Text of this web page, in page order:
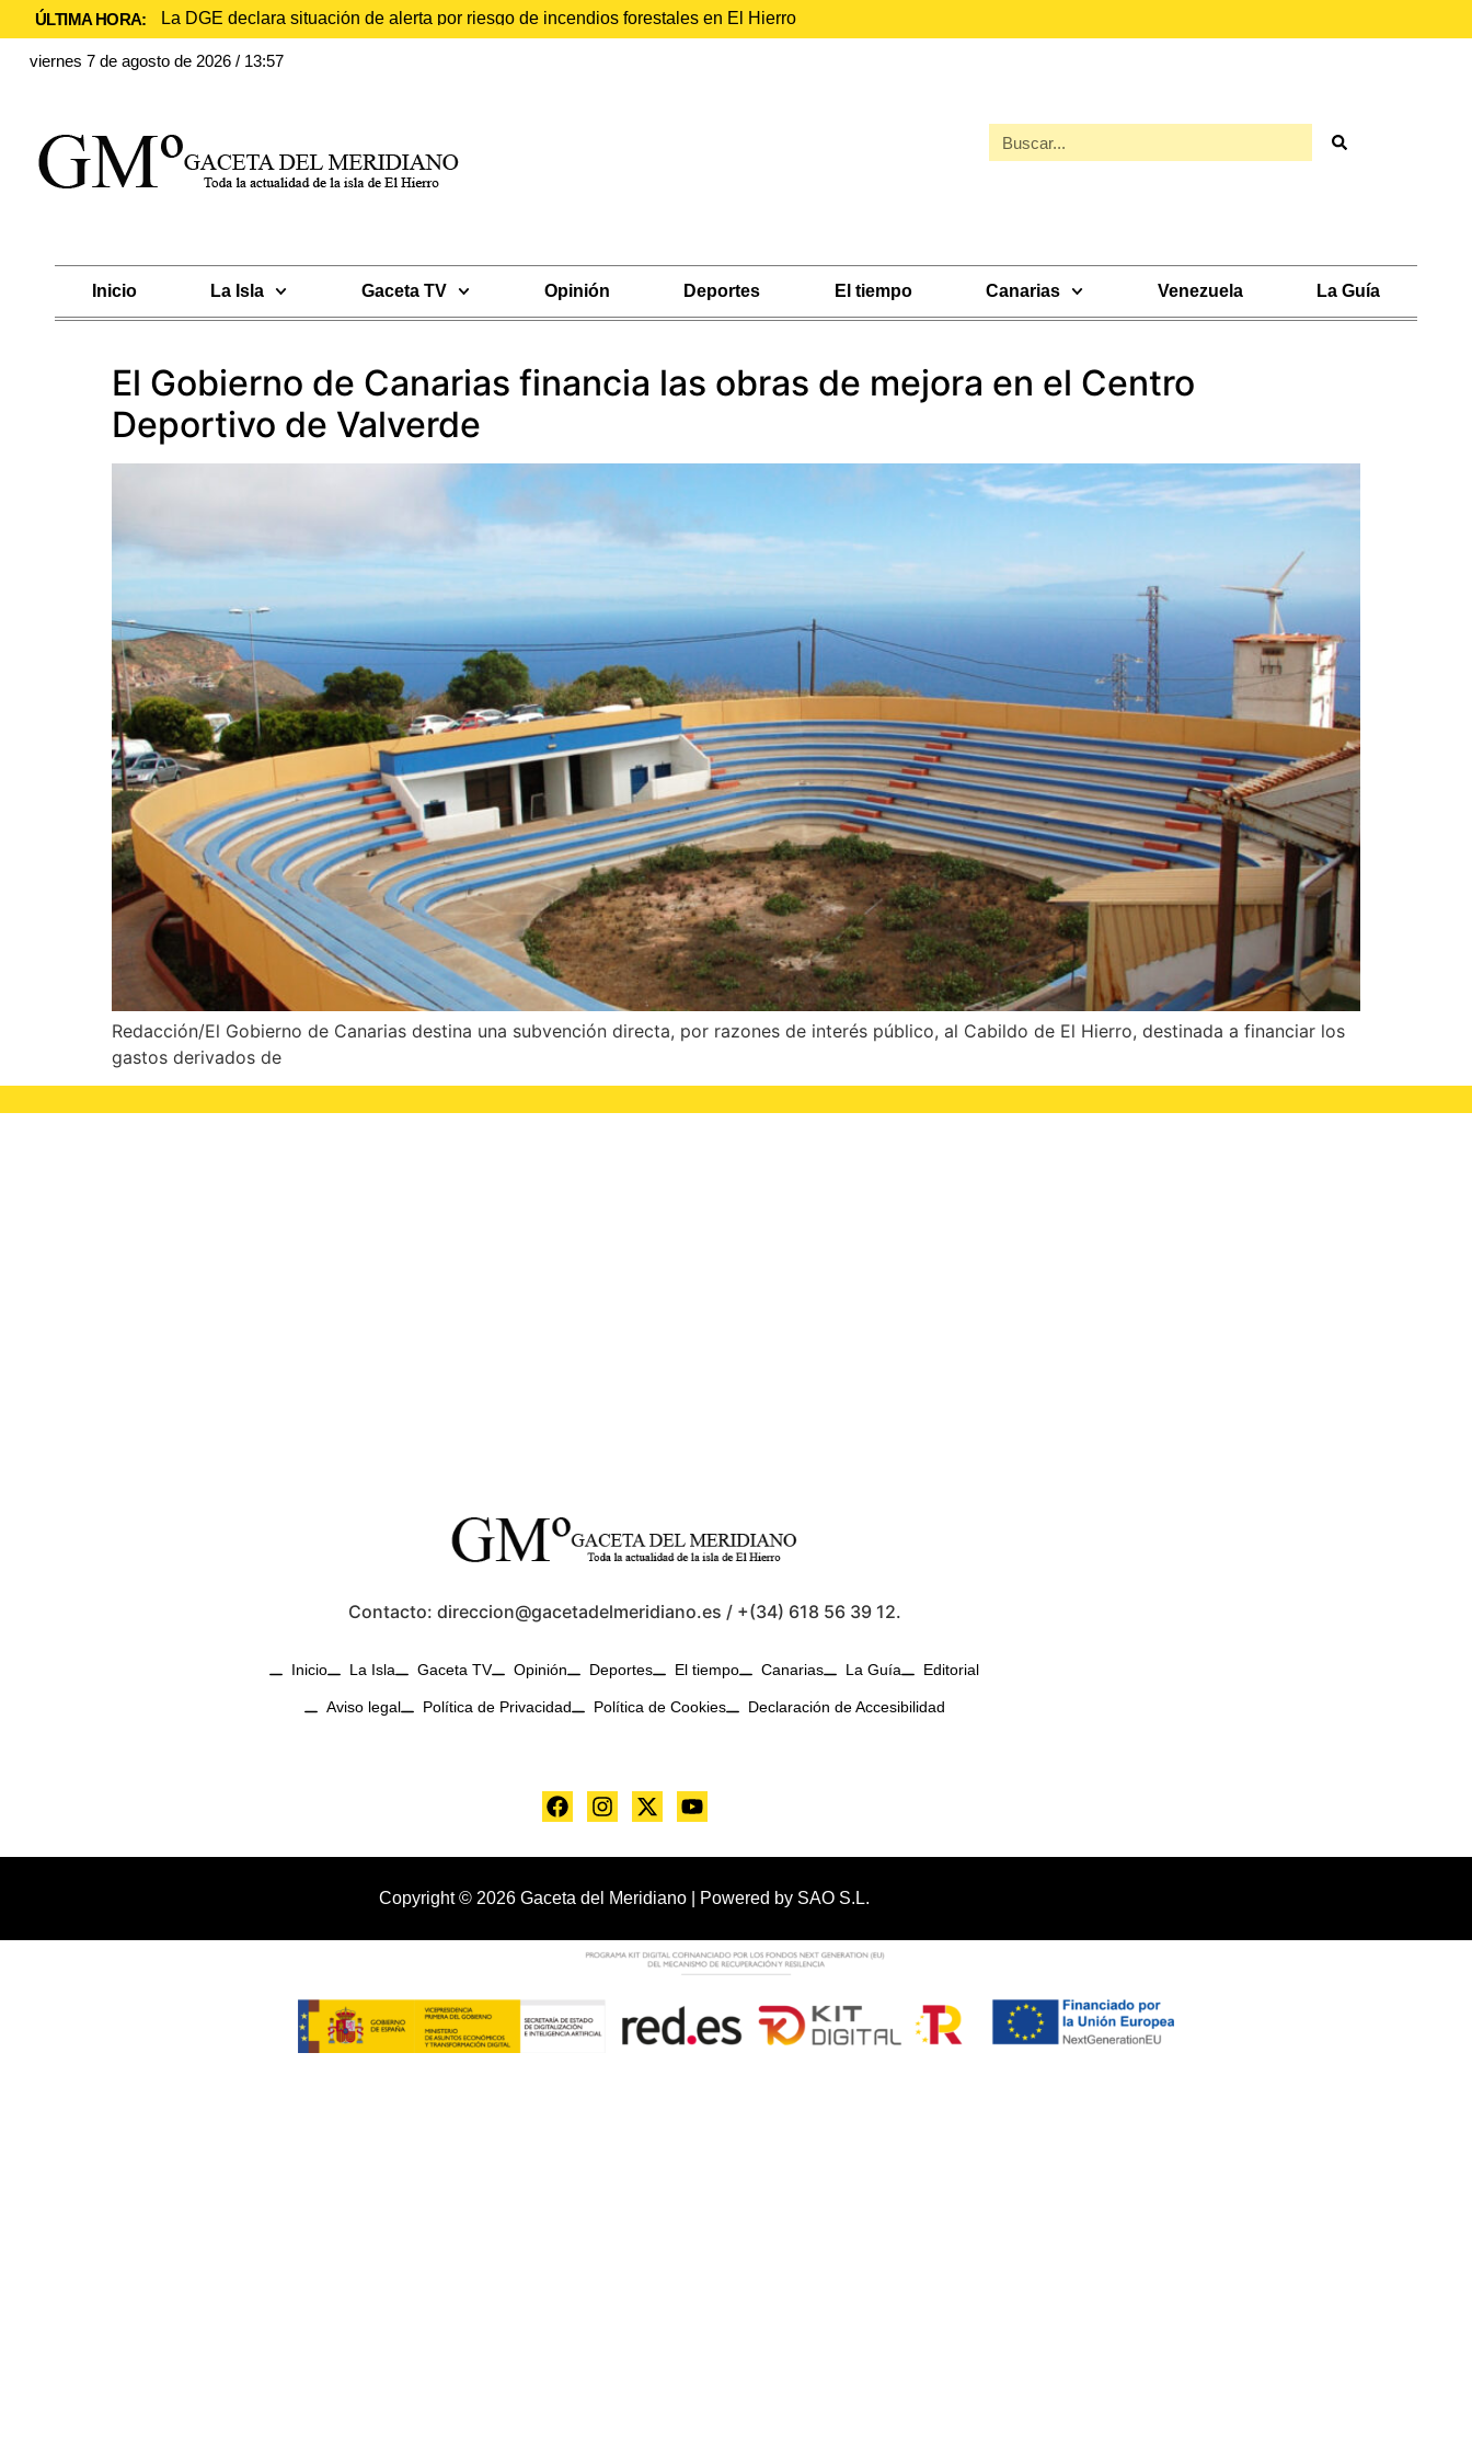
ÚLTIMA HORA: La DGE declara situación de alerta por riesgo de incendios forestales en El Hierro
viernes 7 de agosto de 2026 / 13:57
Inicio La Isla Gaceta TV Opinión Deportes El tiempo Canarias Venezuela La Guía
El Gobierno de Canarias financia las obras de mejora en el Centro
Deportivo de Valverde
Redacción/El Gobierno de Canarias destina una subvención directa, por razones de interés público, al Cabildo de El Hierro, destinada a financiar los
gastos derivados de
Contacto: direccion@gacetadelmeridiano.es / +(34) 618 56 39 12.
Inicio La Isla Gaceta TV Opinión Deportes El tiempo Canarias La Guía Editorial
Aviso legal Política de Privacidad Política de Cookies Declaración de Accesibilidad
Copyright © 2026 Gaceta del Meridiano | Powered by SAO S.L.